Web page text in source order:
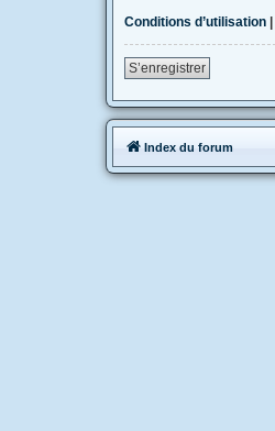
Conditions d’utilisation |
S’enregistrer
Index du forum